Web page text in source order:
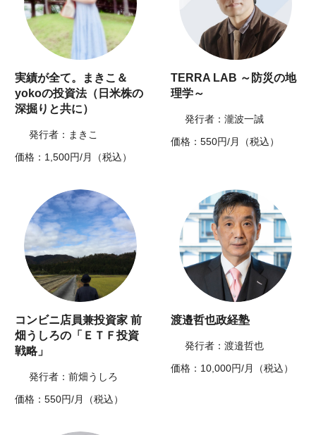
実績が全て。まきこ＆
yokoの投資法（日米株の
深掘りと共に）
発行者：まきこ
価格：1,500円/月（税込）
TERRA LAB ～防災の地
理学～
発行者：瀧波一誠
価格：550円/月（税込）
コンビニ店員兼投資家 前
畑うしろの「ＥＴＦ投資
戦略」
発行者：前畑うしろ
価格：550円/月（税込）
渡邉哲也政経塾
発行者：渡邉哲也
価格：10,000円/月（税込）